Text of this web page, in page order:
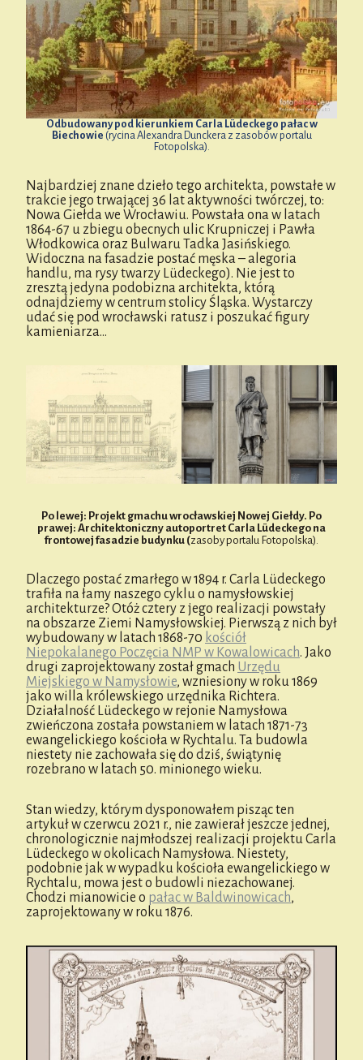
Odbudowany pod kierunkiem Carla Lüdeckego pałac w
Biechowie (rycina Alexandra Dunckera z zasobów portalu
Fotopolska).
Najbardziej znane dzieło tego architekta, powstałe w
trakcie jego trwającej 36 lat aktywności twórczej, to:
Nowa Giełda we Wrocławiu. Powstała ona w latach
1864-67 u zbiegu obecnych ulic Krupniczej i Pawła
Włodkowica oraz Bulwaru Tadka Jasińskiego.
Widoczna na fasadzie postać męska – alegoria
handlu, ma rysy twarzy Lüdeckego). Nie jest to
zresztą jedyna podobizna architekta, którą
odnajdziemy w centrum stolicy Śląska. Wystarczy
udać się pod wrocławski ratusz i poszukać figury
kamieniarza…
Po lewej: Projekt gmachu wrocławskiej Nowej Giełdy. Po
prawej: Architektoniczny autoportret Carla Lüdeckego na
frontowej fasadzie budynku (zasoby portalu Fotopolska).
Dlaczego postać zmarłego w 1894 r. Carla Lüdeckego
trafiła na łamy naszego cyklu o namysłowskiej
architekturze? Otóż cztery z jego realizacji powstały
na obszarze Ziemi Namysłowskiej. Pierwszą z nich był
wybudowany w latach 1868-70 kościół
Niepokalanego Poczęcia NMP w Kowalowicach. Jako
drugi zaprojektowany został gmach Urzędu
Miejskiego w Namysłowie, wzniesiony w roku 1869
jako willa królewskiego urzędnika Richtera.
Działalność Lüdeckego w rejonie Namysłowa
zwieńczona została powstaniem w latach 1871-73
ewangelickiego kościoła w Rychtalu. Ta budowla
niestety nie zachowała się do dziś, świątynię
rozebrano w latach 50. minionego wieku.
Stan wiedzy, którym dysponowałem pisząc ten
artykuł w czerwcu 2021 r., nie zawierał jeszcze jednej,
chronologicznie najmłodszej realizacji projektu Carla
Lüdeckego w okolicach Namysłowa. Niestety,
podobnie jak w wypadku kościoła ewangelickiego w
Rychtalu, mowa jest o budowli niezachowanej.
Chodzi mianowicie o pałac w Baldwinowicach,
zaprojektowany w roku 1876.